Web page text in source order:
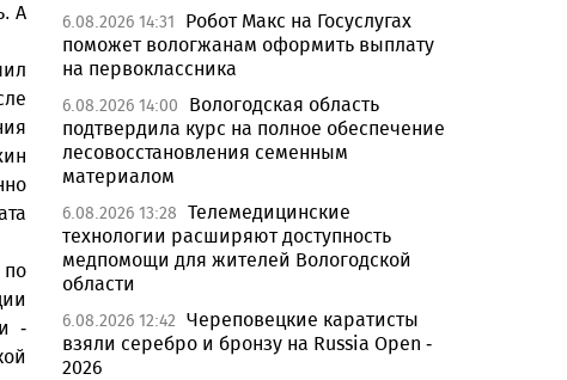
А
по
-
6.08.2026 14:31
Робот Макс на Госуслугах
поможет вологжанам оформить выплату
на первоклассника
6.08.2026 14:00
Вологодская область
подтвердила курс на полное обеспечение
лесовосстановления семенным
материалом
6.08.2026 13:28 Телемедицинские
технологии расширяют доступность
медпомощи для жителей Вологодской
области
6.08.2026 12:42 Череповецкие каратисты
взяли серебро и бронзу на Russia Open -
2026